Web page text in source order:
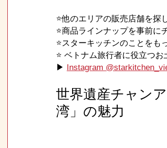
⭐️他のエリアの販売店舗を探
⭐️商品ラインナップを事前
⭐️スターキッチンのことをも
⭐️ ベトナム旅行者に役立つお
▶
Instagram
世界遺産チャン
湾」の魅力